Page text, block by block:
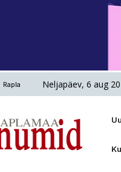
Rapla Neljapäev, 6 aug